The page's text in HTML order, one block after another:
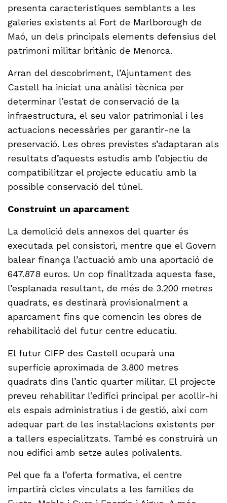
presenta característiques semblants a les
galeries existents al Fort de Marlborough de
Maó, un dels principals elements defensius del
patrimoni militar britànic de Menorca.
Arran del descobriment, l’Ajuntament des
Castell ha iniciat una anàlisi tècnica per
determinar l’estat de conservació de la
infraestructura, el seu valor patrimonial i les
actuacions necessàries per garantir-ne la
preservació. Les obres previstes s’adaptaran als
resultats d’aquests estudis amb l’objectiu de
compatibilitzar el projecte educatiu amb la
possible conservació del túnel.
Construint un aparcament
La demolició dels annexos del quarter és
executada pel consistori, mentre que el Govern
balear finança l’actuació amb una aportació de
647.878 euros. Un cop finalitzada aquesta fase,
l’esplanada resultant, de més de 3.200 metres
quadrats, es destinarà provisionalment a
aparcament fins que comencin les obres de
rehabilitació del futur centre educatiu.
El futur CIFP des Castell ocuparà una
superfície aproximada de 3.800 metres
quadrats dins l’antic quarter militar. El projecte
preveu rehabilitar l’edifici principal per acollir-hi
els espais administratius i de gestió, així com
adequar part de les instal·lacions existents per
a tallers especialitzats. També es construirà un
nou edifici amb setze aules polivalents.
Pel que fa a l’oferta formativa, el centre
impartirà cicles vinculats a les famílies de